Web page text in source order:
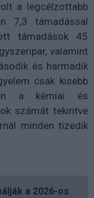
a legcélzottabb
7,3 támadással
támadások 45
valamint
és harmadik
csak kisebb
a kémiai és
számát tekintve
minden tizedik
a 2026-os